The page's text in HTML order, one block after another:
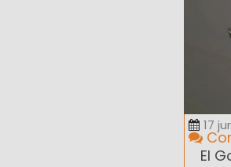
17
El